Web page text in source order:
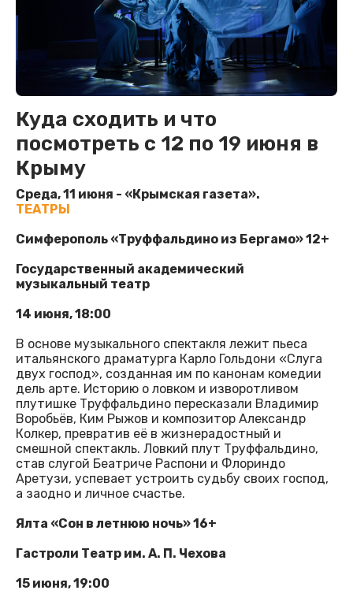
Куда сходить и что
посмотреть с 12 по 19 июня в
Крыму
Среда, 11 июня - «Крымская газета».
ТЕАТРЫ
Симферополь «Труффальдино из Бергамо» 12+
Государственный академический
музыкальный театр
14 июня, 18:00
В основе музыкального спектакля лежит пьеса
итальянского драматурга Карло Гольдони «Слуга
двух господ», созданная им по канонам комедии
дель арте. Историю о ловком и изворотливом
плутишке Труффальдино пересказали Владимир
Воробьёв, Ким Рыжов и композитор Александр
Колкер, превратив её в жизнерадостный и
смешной спектакль. Ловкий плут Труффальдино,
став слугой Беатриче Распони и Флориндо
Аретузи, успевает устроить судьбу своих господ,
а заодно и личное счастье.
Ялта «Сон в летнюю ночь» 16+
Гастроли Театр им. А. П. Чехова
15 июня, 19:00